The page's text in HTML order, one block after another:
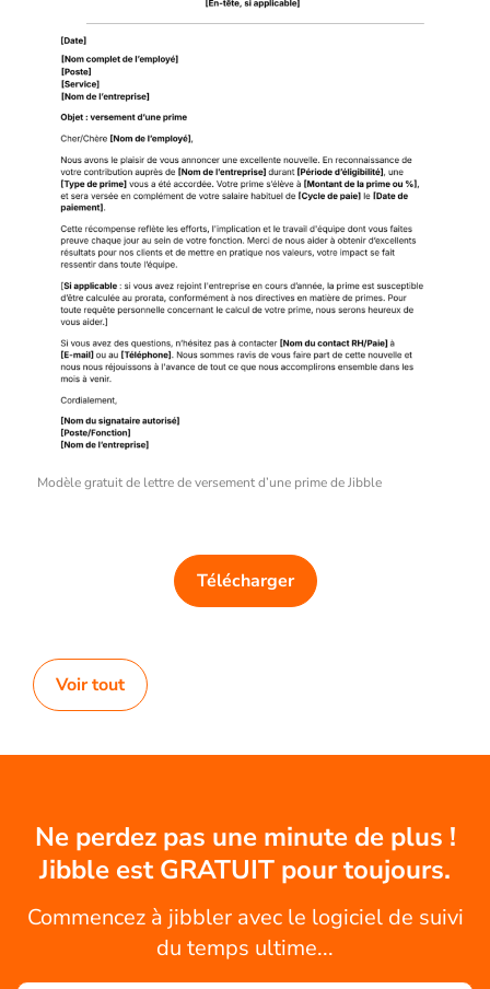
Modèle gratuit de lettre de versement d’une prime de Jibble
Télécharger
Voir tout
Ne perdez pas une minute de plus !
Jibble est GRATUIT pour toujours.
Commencez à jibbler avec le logiciel de suivi
du temps ultime...